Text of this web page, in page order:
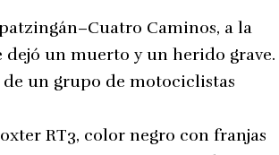
Caminos, a la
un muerto y un herido grave.
un grupo de motociclistas
RT3, color negro con franjas